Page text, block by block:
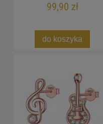
99,90 zł
do koszyka